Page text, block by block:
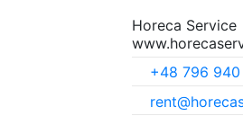
Horeca Service
+48 796 940